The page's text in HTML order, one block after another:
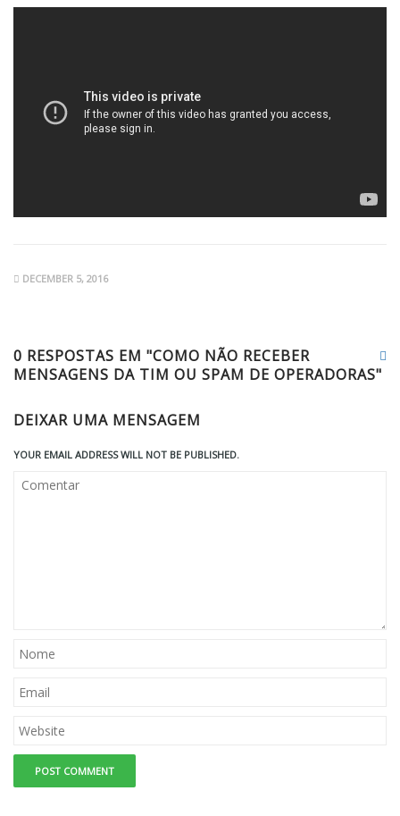
DECEMBER 5, 2016
0 RESPOSTAS EM "COMO NÃO RECEBER
MENSAGENS DA TIM OU SPAM DE OPERADORAS"
DEIXAR UMA MENSAGEM
YOUR EMAIL ADDRESS WILL NOT BE PUBLISHED.